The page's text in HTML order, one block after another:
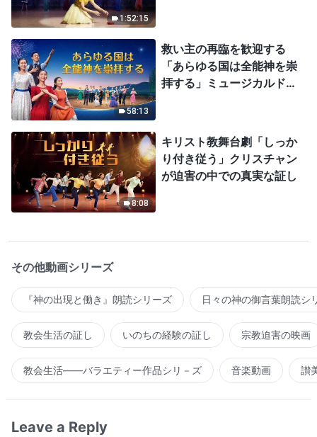
1:52:15
58:13
救い主の再臨を歓迎する
「あらゆる国は全能神を崇
拝する」ミュージカルドラ
8:08
キリスト教舞台劇「しっか
り付き従う」クリスチャン
が迫害の中での真実な証し
その他動画シリーズ
『神の出現と働き』朗読シリーズ 日々の神の御言葉朗読シ
教会生活の証し いのちの経験の証し 宗教迫害の映画
教会生活――バラエティー作品シリ－ズ 音楽動画 讃
Leave a Reply